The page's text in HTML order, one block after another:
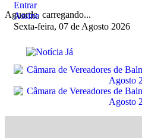
Aguarde, carregando...
Entrar
Assine
Sexta-feira, 07 de Agosto 2026